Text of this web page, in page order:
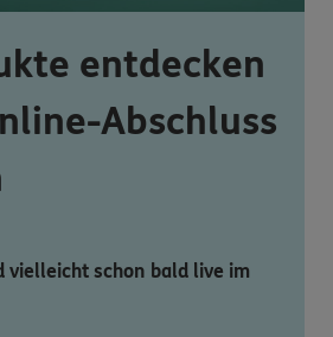
entdecken
Abschluss
vielleicht schon bald live im